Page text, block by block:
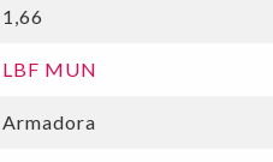
1,66
LBF MUN
Armadora